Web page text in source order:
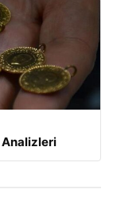
Analizleri